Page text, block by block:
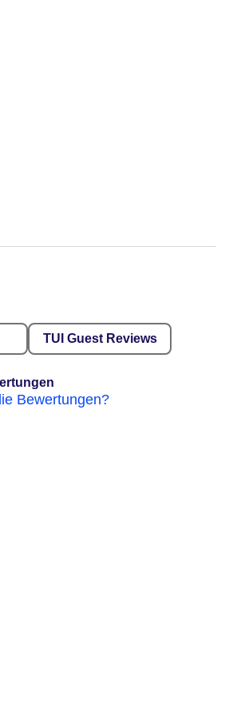
TUI Guest Reviews
Bewertungen?